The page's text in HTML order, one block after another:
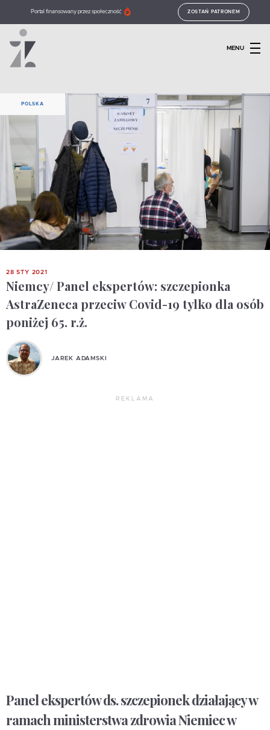
Portal finansowany przez społeczność ZOSTAŃ PATRONEM
MENU
POLSKA
28 STY 2021
Niemcy/ Panel ekspertów: szczepionka
AstraZeneca przeciw Covid-19 tylko dla osób
poniżej 65. r.ż.
JAREK ADAMSKI
REKLAMA
Panel ekspertów ds. szczepionek działający w
ramach ministerstwa zdrowia Niemiec w